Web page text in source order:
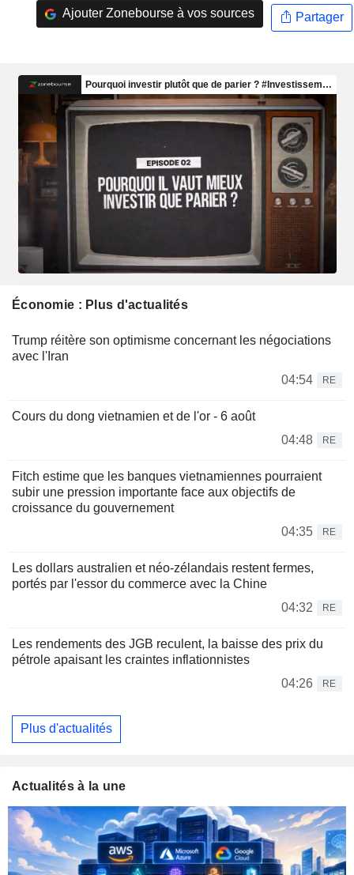
Ajouter Zonebourse à vos sources Partager
Économie : Plus d'actualités
Trump réitère son optimisme concernant les négociations
avec l'Iran
04:54
RE
Cours du dong vietnamien et de l'or - 6 août
04:48
RE
Fitch estime que les banques vietnamiennes pourraient
subir une pression importante face aux objectifs de
croissance du gouvernement
04:35
RE
Les dollars australien et néo-zélandais restent fermes,
portés par l'essor du commerce avec la Chine
04:32
RE
Les rendements des JGB reculent, la baisse des prix du
pétrole apaisant les craintes inflationnistes
04:26
RE
Plus d'actualités
Actualités à la une